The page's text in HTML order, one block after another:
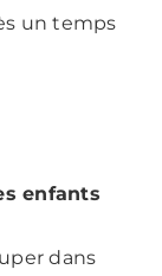
un temps
enfants
dans